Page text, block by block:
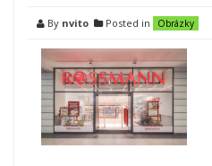
By nvito Posted in Obrázky